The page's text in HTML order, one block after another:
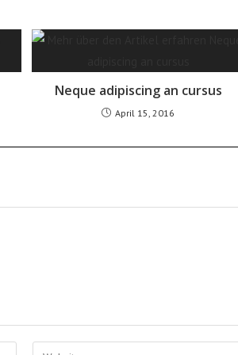
Neque adipiscing an cursus
April 15, 2016
Gib